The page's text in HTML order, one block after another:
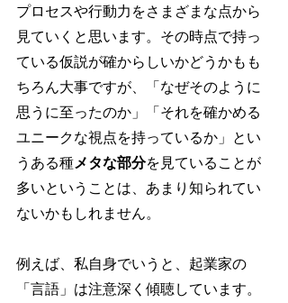
プロセスや行動力をさまざまな点から
見ていくと思います。その時点で持っ
ている仮説が確からしいかどうかもも
ちろん大事ですが、「なぜそのように
思うに至ったのか」「それを確かめる
ユニークな視点を持っているか」とい
うある種メタな部分を見ていることが
多いということは、あまり知られてい
ないかもしれません。
例えば、私自身でいうと、起業家の
「言語」は注意深く傾聴しています。